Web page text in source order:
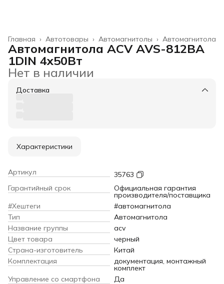
Автомагнитола
Автомагнитолы ›
Автотовары ›
Главная ›
Автомагнитола ACV AVS-812BA
1DIN 4x50Вт
Нет в наличии
Доставка
Характеристики
Артикул
35763
Гарантийный срок
Официальная гарантия
производителя/поставщика
#Хештеги
#автомагнитола
Тип
Автомагнитола
Название группы
acv
Цвет товара
черный
Страна-изготовитель
Китай
Комплектация
документация, монтажный
комплект
Управление со смартфона
Да